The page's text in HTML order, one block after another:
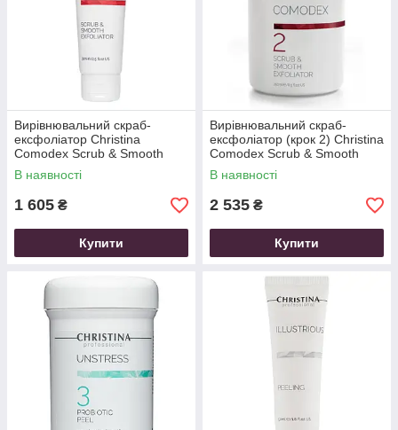
Вирівнювальний скраб-
ексфоліатор Christina
Comodex Scrub & Smooth
Exfoliator 75 мл
В наявності
1 605 ₴
Купити
Вирівнювальний скраб-
ексфоліатор (крок 2) Christina
Comodex Scrub & Smooth
Exfoliator 250 мл
В наявності
2 535 ₴
Купити